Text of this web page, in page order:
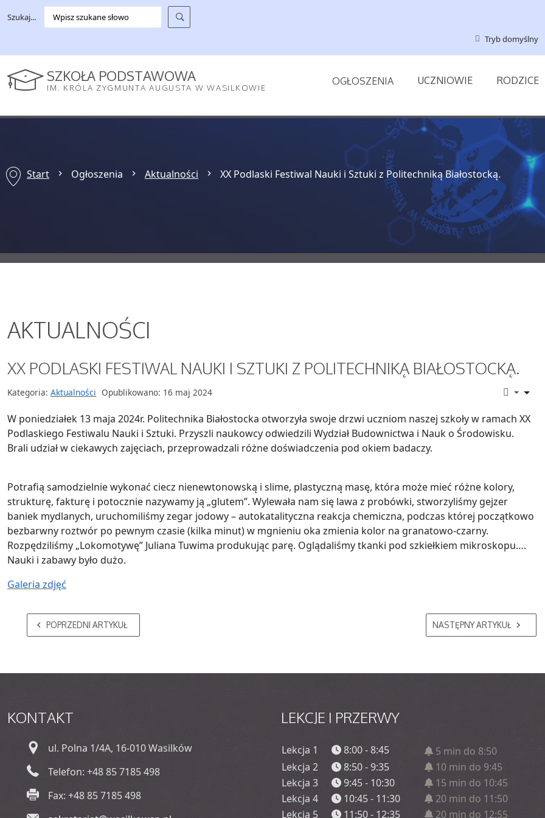
Szukaj...
Tryb domyślny
SZKOŁA PODSTAWOWA
IM. KRÓLA ZYGMUNTA AUGUSTA W WASILKOWIE
OGŁOSZENIA UCZNIOWIE RODZICE
Start Ogłoszenia Aktualności XX Podlaski Festiwal Nauki i Sztuki z Politechniką Białostocką.
AKTUALNOŚCI
XX PODLASKI FESTIWAL NAUKI I SZTUKI Z POLITECHNIKĄ BIAŁOSTOCKĄ.
Kategoria: Aktualności Opublikowano: 16 maj 2024
W poniedziałek 13 maja 2024r. Politechnika Białostocka otworzyła swoje drzwi uczniom naszej szkoły w ramach XX
Podlaskiego Festiwalu Nauki i Sztuki. Przyszli naukowcy odwiedzili Wydział Budownictwa i Nauk o Środowisku.
Brali udział w ciekawych zajęciach, przeprowadzali różne doświadczenia pod okiem badaczy.
Potrafią samodzielnie wykonać ciecz nienewtonowską i slime, plastyczną masę, która może mieć różne kolory,
strukturę, fakturę i potocznie nazywamy ją „glutem”. Wylewała nam się lawa z probówki, stworzyliśmy gejzer
baniek mydlanych, uruchomiliśmy zegar jodowy – autokatalityczna reakcja chemiczna, podczas której początkowo
bezbarwny roztwór po pewnym czasie (kilka minut) w mgnieniu oka zmienia kolor na granatowo-czarny.
Rozpędziliśmy „Lokomotywę” Juliana Tuwima produkując parę. Oglądaliśmy tkanki pod szkiełkiem mikroskopu….
Nauki i zabawy było dużo.
Galeria zdjęć
POPRZEDNI ARTYKUŁ NASTĘPNY ARTYKUŁ
KONTAKT
ul. Polna 1/4A, 16-010 Wasilków
Telefon: +48 85 7185 498
Fax: +48 85 7185 498
LEKCJE I PRZERWY
Lekcja 1 8:00 - 8:45
5 min do 8:50
Lekcja 2
8:50 - 9:35
10 min do 9:45
Lekcja 3
9:45 - 10:30
15 min do 10:45
Lekcja 4
10:45 - 11:30
20 min do 11:50
Lekcja 5
11:50 - 12:35 20 min do 12:55